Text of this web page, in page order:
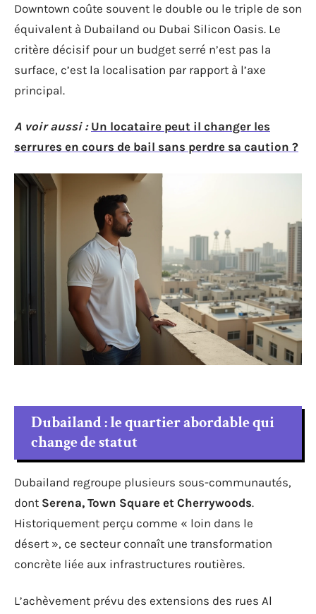
Downtown coûte souvent le double ou le triple de son
équivalent à Dubailand ou Dubai Silicon Oasis. Le
critère décisif pour un budget serré n’est pas la
surface, c’est la localisation par rapport à l’axe
principal.
A voir aussi : Un locataire peut il changer les
serrures en cours de bail sans perdre sa caution ?
Dubailand : le quartier abordable qui
change de statut
Dubailand regroupe plusieurs sous-communautés,
dont Serena, Town Square et Cherrywoods.
Historiquement perçu comme « loin dans le
désert », ce secteur connaît une transformation
concrète liée aux infrastructures routières.
L’achèvement prévu des extensions des rues Al